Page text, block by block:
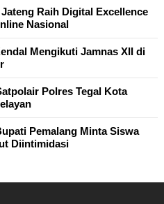
Raih Digital Excellence
Nasional
Mengikuti Jamnas XII di
Polres Tegal Kota
Pemalang Minta Siswa
Diintimidasi